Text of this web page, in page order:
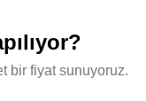
bir fiyat sunuyoruz.